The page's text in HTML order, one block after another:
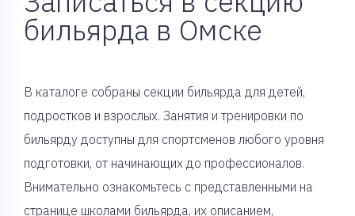
бильярда в Омске
В каталоге собраны секции бильярда для детей,
подростков и взрослых. Занятия и тренировки по
бильярду доступны для спортсменов любого уровня
подготовки, от начинающих до профессионалов.
Внимательно ознакомьтесь с представленными на
странице школами бильярда, их описанием,